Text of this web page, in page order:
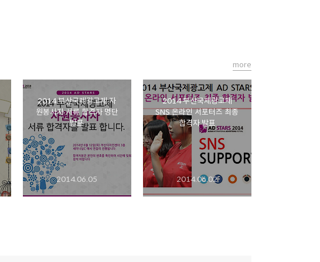
2014 부산국제광고제 자
원봉사자 서류 합격자 명단
발표
2014.06.05
2014 부산국제광고제
SNS 온라인 서포터즈 최종
합격자 발표
2014.06.02
more